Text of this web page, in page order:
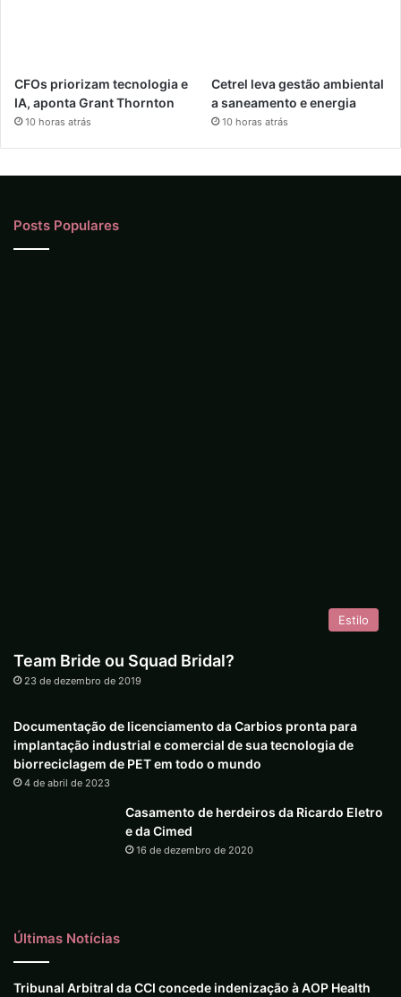
CFOs priorizam tecnologia e
IA, aponta Grant Thornton
10 horas atrás
Cetrel leva gestão ambiental
a saneamento e energia
10 horas atrás
Posts Populares
Estilo
Team Bride ou Squad Bridal?
23 de dezembro de 2019
Documentação de licenciamento da Carbios pronta para
implantação industrial e comercial de sua tecnologia de
biorreciclagem de PET em todo o mundo
4 de abril de 2023
Casamento de herdeiros da Ricardo Eletro
e da Cimed
16 de dezembro de 2020
Últimas Notícias
Tribunal Arbitral da CCI concede indenização à AOP Health